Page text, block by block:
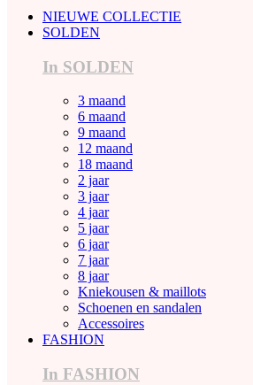
NIEUWE COLLECTIE
SOLDEN
In SOLDEN
3 maand
6 maand
9 maand
12 maand
18 maand
2 jaar
3 jaar
4 jaar
5 jaar
6 jaar
7 jaar
8 jaar
Kniekousen & maillots
Schoenen en sandalen
Accessoires
FASHION
In FASHION